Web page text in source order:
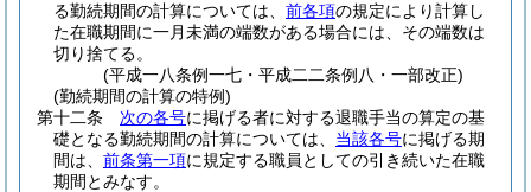
る勤続期間の計算については、 前各項の規定により計算し
た在職期間に一月未満の端数がある場合には、その端数は
切り捨てる。
(平成一八条例一七・平成二二条例八・一部改正)
(勤続期間の計算の特例)
第十二条
次の各号に掲げる者に対する退職手当の算定の基
礎となる勤続期間の計算については、 当該各号に掲げる期
間は、 前条第一項に規定する職員としての引き続いた在職
期間とみなす。